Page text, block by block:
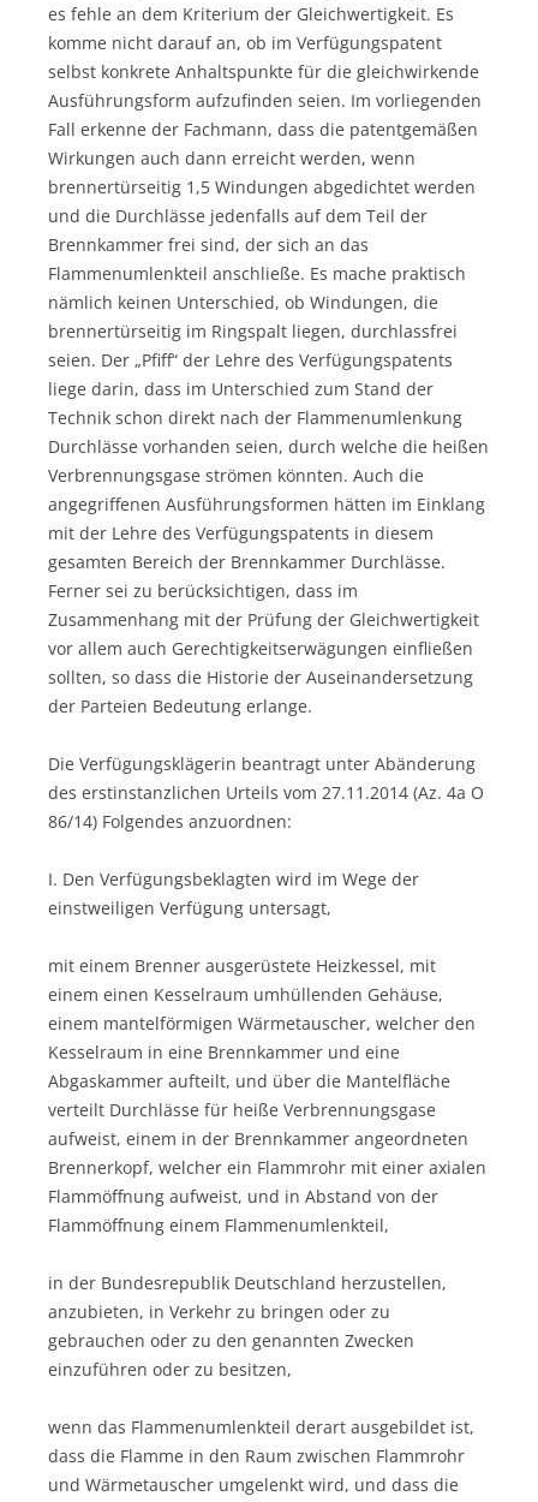
es fehle an dem Kriterium der Gleichwertigkeit. Es
komme nicht darauf an, ob im Verfügungspatent
selbst konkrete Anhaltspunkte für die gleichwirkende
Ausführungsform aufzufinden seien. Im vorliegenden
Fall erkenne der Fachmann, dass die patentgemäßen
Wirkungen auch dann erreicht werden, wenn
brennertürseitig 1,5 Windungen abgedichtet werden
und die Durchlässe jedenfalls auf dem Teil der
Brennkammer frei sind, der sich an das
Flammenumlenkteil anschließe. Es mache praktisch
nämlich keinen Unterschied, ob Windungen, die
brennertürseitig im Ringspalt liegen, durchlassfrei
seien. Der „Pfiff“ der Lehre des Verfügungspatents
liege darin, dass im Unterschied zum Stand der
Technik schon direkt nach der Flammenumlenkung
Durchlässe vorhanden seien, durch welche die heißen
Verbrennungsgase strömen könnten. Auch die
angegriffenen Ausführungsformen hätten im Einklang
mit der Lehre des Verfügungspatents in diesem
gesamten Bereich der Brennkammer Durchlässe.
Ferner sei zu berücksichtigen, dass im
Zusammenhang mit der Prüfung der Gleichwertigkeit
vor allem auch Gerechtigkeitserwägungen einfließen
sollten, so dass die Historie der Auseinandersetzung
der Parteien Bedeutung erlange.
Die Verfügungsklägerin beantragt unter Abänderung
des erstinstanzlichen Urteils vom 27.11.2014 (Az. 4a O
86/14) Folgendes anzuordnen:
I. Den Verfügungsbeklagten wird im Wege der
einstweiligen Verfügung untersagt,
mit einem Brenner ausgerüstete Heizkessel, mit
einem einen Kesselraum umhüllenden Gehäuse,
einem mantelförmigen Wärmetauscher, welcher den
Kesselraum in eine Brennkammer und eine
Abgaskammer aufteilt, und über die Mantelfläche
verteilt Durchlässe für heiße Verbrennungsgase
aufweist, einem in der Brennkammer angeordneten
Brennerkopf, welcher ein Flammrohr mit einer axialen
Flammöffnung aufweist, und in Abstand von der
Flammöffnung einem Flammenumlenkteil,
in der Bundesrepublik Deutschland herzustellen,
anzubieten, in Verkehr zu bringen oder zu
gebrauchen oder zu den genannten Zwecken
einzuführen oder zu besitzen,
wenn das Flammenumlenkteil derart ausgebildet ist,
dass die Flamme in den Raum zwischen Flammrohr
und Wärmetauscher umgelenkt wird, und dass die